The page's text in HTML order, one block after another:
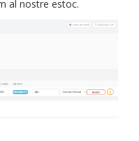
al nostre estoc.